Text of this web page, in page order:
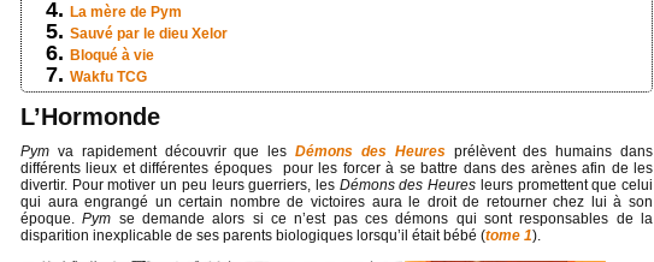
La mère de Pym
Sauvé par le dieu Xelor
Bloqué à vie
Wakfu TCG
L’Hormonde
Pym va rapidement découvrir que lesDémons des Heures prélèvent des humains dans
différents lieux et différentes époques pour les forcer à se battre dans des arènes afin de les
divertir. Pour motiver un peu leurs guerriers, les Démons des Heures leurs promettent que celui
qui aura engrangé un certain nombre de victoires aura le droit de retourner chez lui à son
époque.Pym se demande alors si ce n’est pas ces démons qui sont responsables de la
disparition inexplicable de ses parents biologiques lorsqu’il était bébé (tome 1).